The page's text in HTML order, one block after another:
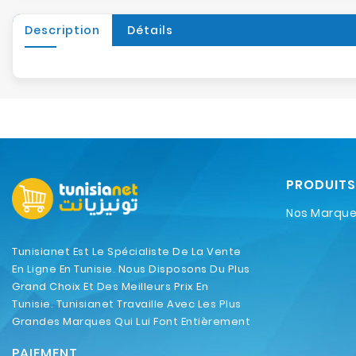
Description Détails
Tunisianet Est Le Spécialiste De La Vente
En Ligne En Tunisie. Nous Disposons Du Plus
Grand Choix Et Des Meilleurs Prix En
Tunisie. Tunisianet Travaille Avec Les Plus
Grandes Marques Qui Lui Font Entièrement
PRODUITS
Nos